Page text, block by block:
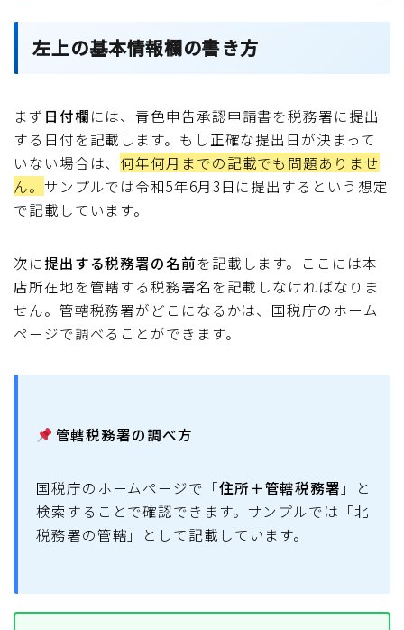
左上の基本情報欄の書き方
まず 日付欄には、青色申告承認申請書を税務署に提出
する日付を記載します。もし正確な提出日が決まって
いない場合は、 何年何月までの記載でも問題ありませ
ん。 サンプルでは令和5年6月3日に提出するという想定
で記載しています。
次に提出する税務署の名前を記載します。ここには本
店所在地を管轄する税務署名を記載しなければなりま
せん。管轄税務署がどこになるかは、国税庁のホーム
ページで調べることができます。
管轄税務署の調べ方
国税庁のホームページで「住所＋管轄税務署 」と
検索することで確認できます。サンプルでは「北
税務署の管轄」として記載しています。